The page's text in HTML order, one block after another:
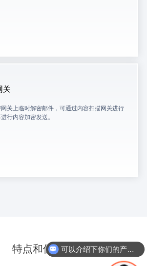
关
关上临时解密邮件，可通过内容扫描网关进行
行内容加密发送。
特点和优点 可以介绍下你们的产品么？